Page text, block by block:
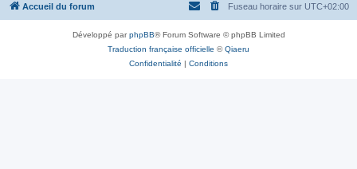
Accueil du forum Fuseau horaire sur UTC+02:00
Développé parphpBB® Forum Software © phpBB Limited
Traduction française officielle ©Qiaeru
Confidentialité | Conditions